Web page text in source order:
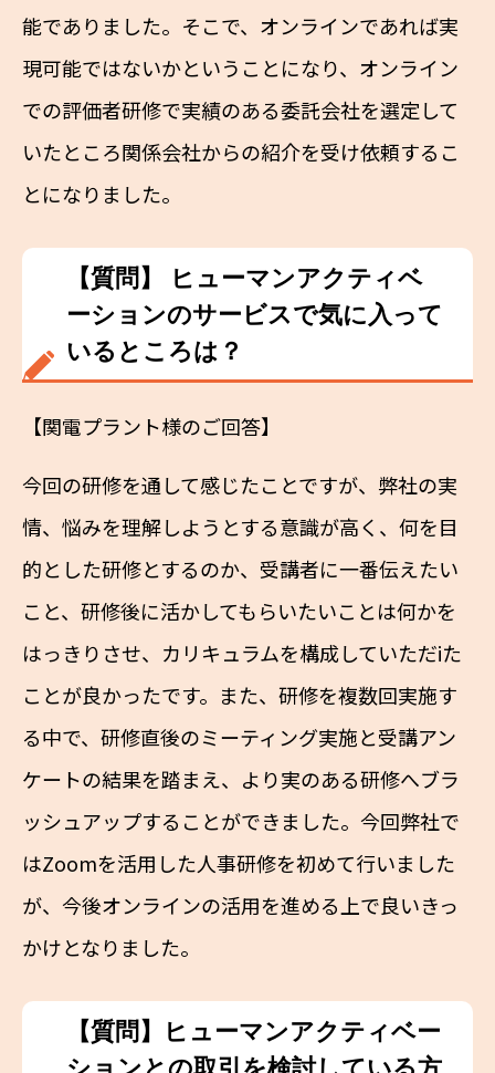
能でありました。そこで、オンラインであれば実
現可能ではないかということになり、オンライン
での評価者研修で実績のある委託会社を選定して
いたところ関係会社からの紹介を受け依頼するこ
とになりました。
【質問】 ヒューマンアクティベ
ーションのサービスで気に入って
いるところは？
【関電プラント様のご回答】
今回の研修を通して感じたことですが、弊社の実
情、悩みを理解しようとする意識が高く、何を目
的とした研修とするのか、受講者に一番伝えたい
こと、研修後に活かしてもらいたいことは何かを
はっきりさせ、カリキュラムを構成していただiた
ことが良かったです。また、研修を複数回実施す
る中で、研修直後のミーティング実施と受講アン
ケートの結果を踏まえ、より実のある研修へブラ
ッシュアップすることができました。今回弊社で
はZoomを活用した人事研修を初めて行いました
が、今後オンラインの活用を進める上で良いきっ
かけとなりました。
【質問】ヒューマンアクティベー